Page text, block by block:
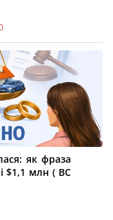
як фраза
$1,1 млн ( ВС